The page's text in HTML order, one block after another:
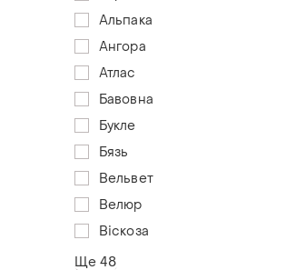
Альпака
Ангора
Атлас
Бавовна
Букле
Бязь
Вельвет
Велюр
Віскоза
Ще 48